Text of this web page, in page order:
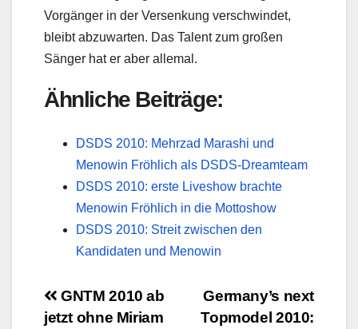
Vorgänger in der Versenkung verschwindet,
bleibt abzuwarten. Das Talent zum großen
Sänger hat er aber allemal.
Ähnliche Beiträge:
DSDS 2010: Mehrzad Marashi und
Menowin Fröhlich als DSDS-Dreamteam
DSDS 2010: erste Liveshow brachte
Menowin Fröhlich in die Mottoshow
DSDS 2010: Streit zwischen den
Kandidaten und Menowin
BeitragsnavigationGermany’s next
Topmodel 2010:
GNTM 2010 ab
jetzt ohne Miriam